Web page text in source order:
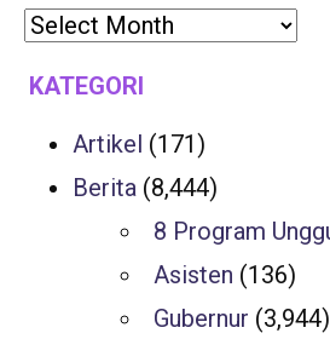
KATEGORI
Artikel (171)
Berita (8,444)
8 Program
Asisten (136)
Gubernur (3,944)